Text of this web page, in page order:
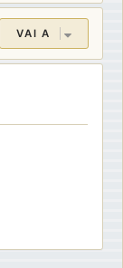
VAI A